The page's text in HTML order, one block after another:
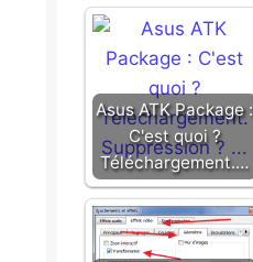
Asus ATK Package :
C'est quoi ?
Téléchargement.…